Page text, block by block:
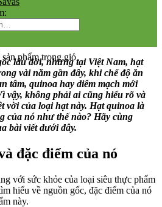
phẩm trong giỏ
lâu đời, nhưng tại Việt Nam, hạt
vài năm gần đây, khi chế độ ăn
tâm, quinoa hay diêm mạch mới
vậy, không phải ai cũng hiểu rõ và
vời của loại hạt này. Hạt quinoa là
của nó như thế nào? Hãy cùng
bài viết dưới đây.
đặc điểm của nó
với sức khỏe của loại siêu thực phẩm
hiểu về nguồn gốc, đặc điểm của nó
này.